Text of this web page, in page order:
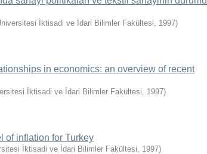
İktisadi ve İdari Bilimler Fakültesi, 1997)
in economics: an overview of recent
İktisadi ve İdari Bilimler Fakültesi, 1997)
of inflation for Turkey
İktisadi ve İdari Bilimler Fakültesi, 1997)